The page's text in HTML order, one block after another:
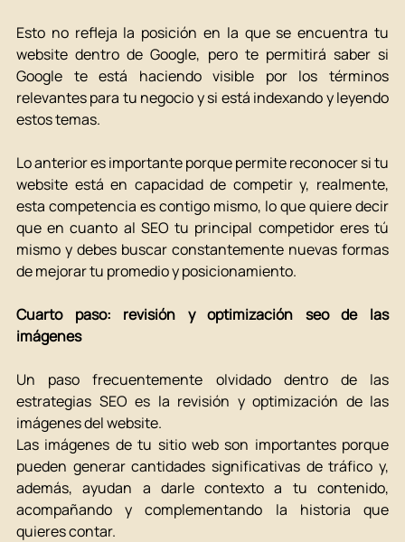
Esto no refleja la posición en la que se encuentra tu
website dentro de Google, pero te permitirá saber si
Google te está haciendo visible por los términos
relevantes para tu negocio y si está indexando y leyendo
estos temas.
Lo anterior es importante porque permite reconocer si tu
website está en capacidad de competir y, realmente,
esta competencia es contigo mismo, lo que quiere decir
que en cuanto al SEO tu principal competidor eres tú
mismo y debes buscar constantemente nuevas formas
de mejorar tu promedio y posicionamiento.
Cuarto paso: revisión y optimización seo de las
imágenes
Un paso frecuentemente olvidado dentro de las
estrategias SEO es la revisión y optimización de las
imágenes del website.
Las imágenes de tu sitio web son importantes porque
pueden generar cantidades significativas de tráfico y,
además, ayudan a darle contexto a tu contenido,
acompañando y complementando la historia que
quieres contar.